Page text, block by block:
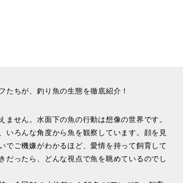
たちが、釣り魚の生態を徹底紹介！
せん。水面下の魚の行動は想像の世界です。
いろんな角度から魚を観察しています。顔を見
でご機嫌がわかるほど、愛情を持って飼育して
だったら、どんな視点で魚を眺めているのでし